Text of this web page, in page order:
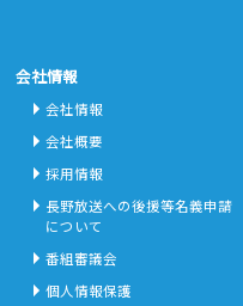
会社情報
会社情報
会社概要
採用情報
長野放送への後援等名義申請
について
番組審議会
個人情報保護